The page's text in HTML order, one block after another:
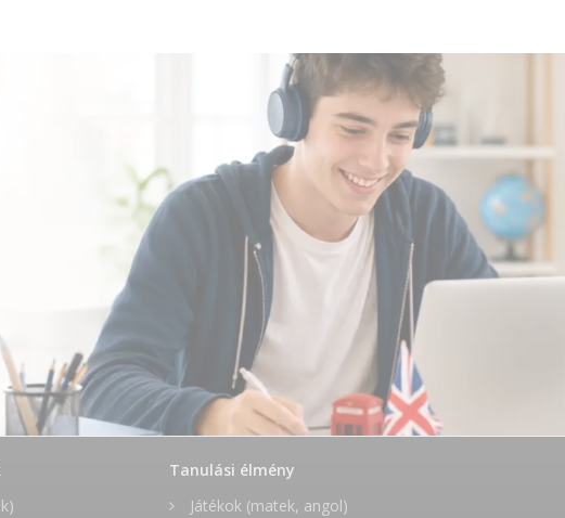
Tanulási élmény
Játékok (matek, angol)